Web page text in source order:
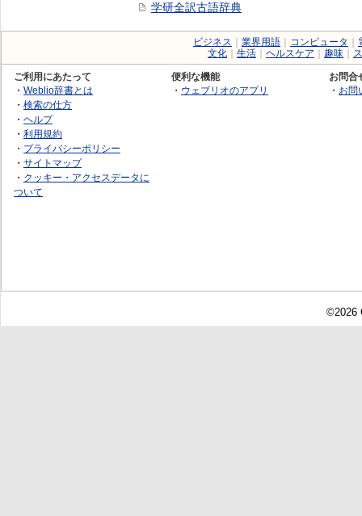
学研全訳古語辞典
ビジネス 業界用語 コンピュータ
文化
生活 ヘルスケア 趣味
ご利用にあたって
・ Weblio辞書とは
・ 検索の仕方
・ ヘルプ
・ 利用規約
・ プライバシーポリシー
・ サイトマップ
・ クッキー・アクセスデータに
ついて
便利な機能
・ ウェブリオのアプリ
お問合
・ お問
©2026